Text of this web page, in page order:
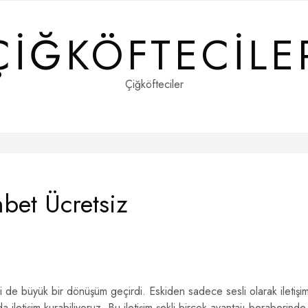
Çiğköfteciler
Ücretsiz
de büyük bir dönüşüm geçirdi. Eskiden sadece sesli olarak